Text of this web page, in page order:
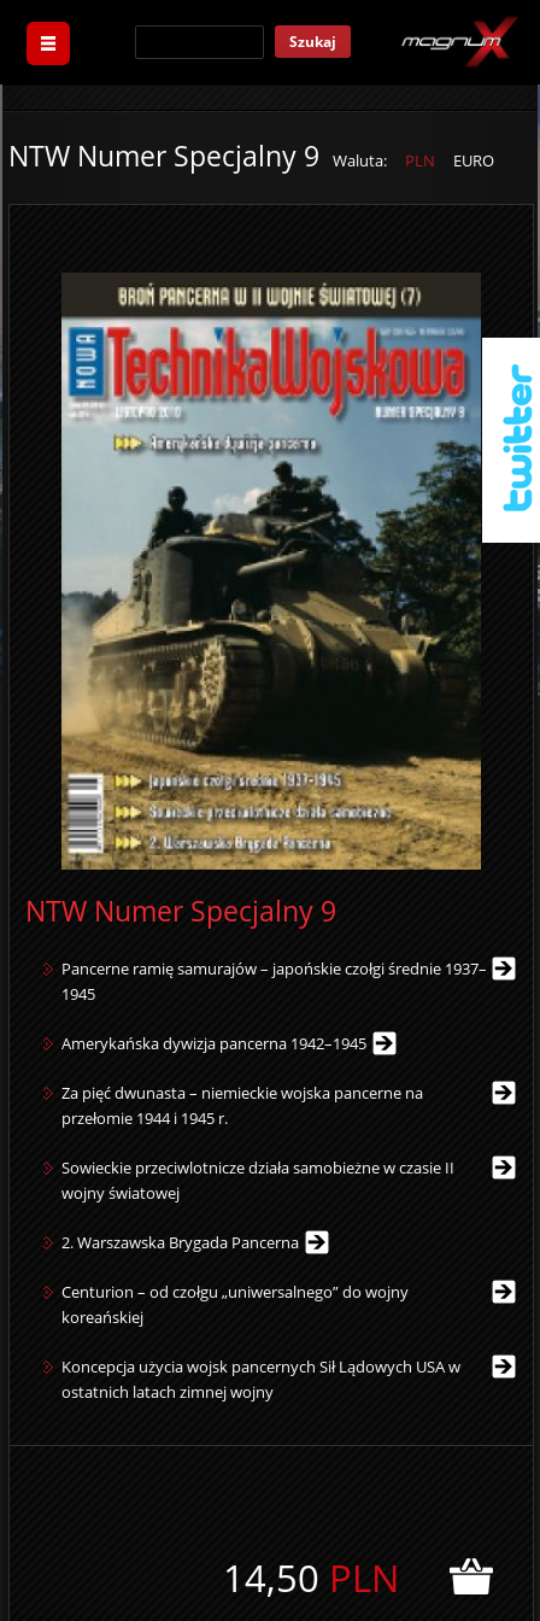
Szukaj
Waluta: PLN EURO
NTW Numer Specjalny 9
NTW Numer Specjalny 9
Pancerne ramię samurajów – japońskie czołgi średnie 1937–
1945
Amerykańska dywizja pancerna 1942–1945
Za pięć dwunasta – niemieckie wojska pancerne na
przełomie 1944 i 1945 r.
Sowieckie przeciwlotnicze działa samobieżne w czasie II
wojny światowej
2. Warszawska Brygada Pancerna
Centurion – od czołgu „uniwersalnego” do wojny
koreańskiej
Koncepcja użycia wojsk pancernych Sił Lądowych USA w
ostatnich latach zimnej wojny
14,50 PLN